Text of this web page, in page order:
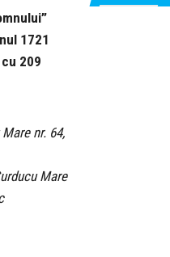
1721
209
nr. 64,
Mare